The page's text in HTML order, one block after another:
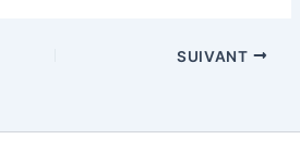
SUIVANT